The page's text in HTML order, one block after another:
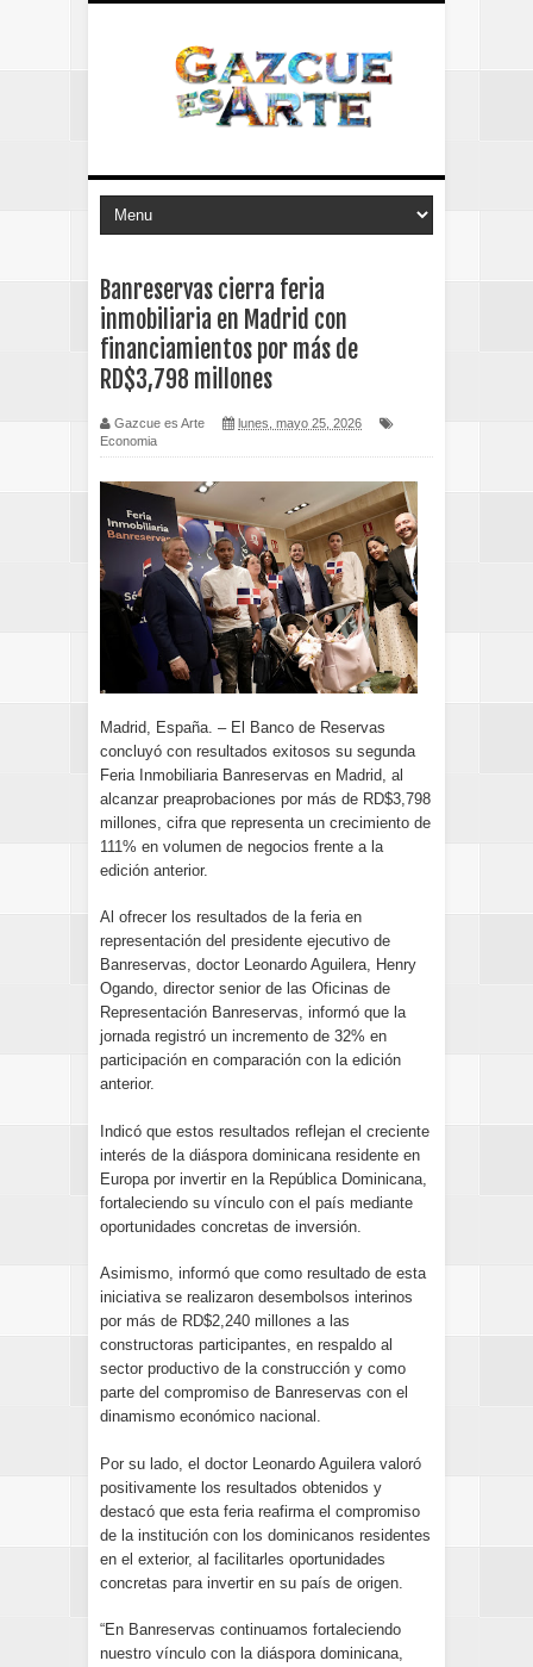
Banreservas cierra feria
inmobiliaria en Madrid con
financiamientos por más de
RD$3,798 millones
Gazcue es Arte
lunes, mayo 25, 2026
Economia
Madrid, España. – El Banco de Reservas
concluyó con resultados exitosos su segunda
Feria Inmobiliaria Banreservas en Madrid, al
alcanzar preaprobaciones por más de RD$3,798
millones, cifra que representa un crecimiento de
111% en volumen de negocios frente a la
edición anterior.
Al ofrecer los resultados de la feria en
representación del presidente ejecutivo de
Banreservas, doctor Leonardo Aguilera, Henry
Ogando, director senior de las Oficinas de
Representación Banreservas, informó que la
jornada registró un incremento de 32% en
participación en comparación con la edición
anterior.
Indicó que estos resultados reflejan el creciente
interés de la diáspora dominicana residente en
Europa por invertir en la República Dominicana,
fortaleciendo su vínculo con el país mediante
oportunidades concretas de inversión.
Asimismo, informó que como resultado de esta
iniciativa se realizaron desembolsos interinos
por más de RD$2,240 millones a las
constructoras participantes, en respaldo al
sector productivo de la construcción y como
parte del compromiso de Banreservas con el
dinamismo económico nacional.
Por su lado, el doctor Leonardo Aguilera valoró
positivamente los resultados obtenidos y
destacó que esta feria reafirma el compromiso
de la institución con los dominicanos residentes
en el exterior, al facilitarles oportunidades
concretas para invertir en su país de origen.
“En Banreservas continuamos fortaleciendo
nuestro vínculo con la diáspora dominicana,